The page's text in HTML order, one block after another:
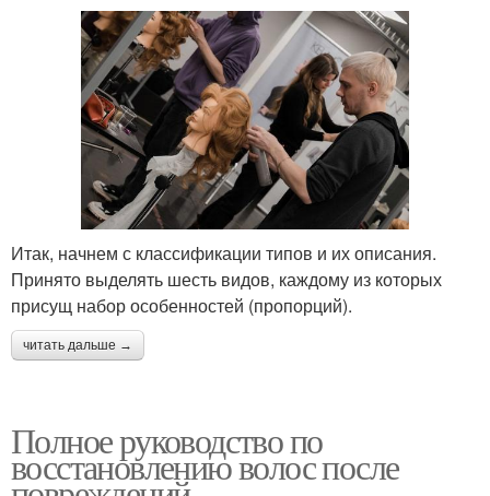
Итак, начнем с классификации типов и их описания.
Принято выделять шесть видов, каждому из которых
присущ набор особенностей (пропорций).
читать дальше →
Полное руководство по
восстановлению волос после